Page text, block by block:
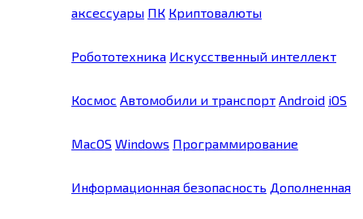
аксессуары ПК Криптовалюты
Робототехника Искусственный интеллект
Космос Автомобили и транспорт Android iOS
MacOS Windows Программирование
Информационная безопасность Дополненная